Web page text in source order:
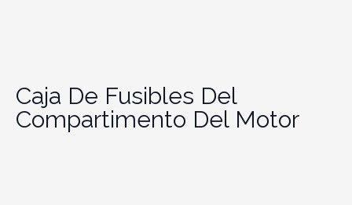
Caja De Fusibles Del
Compartimento Del Motor